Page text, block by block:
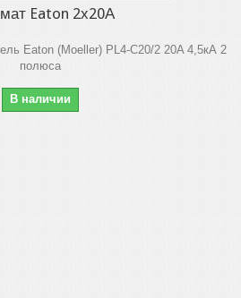
Eaton 2х20А
Eaton (Moeller) PL4-C20/2 20A 4,5кА 2
полюса
В наличии